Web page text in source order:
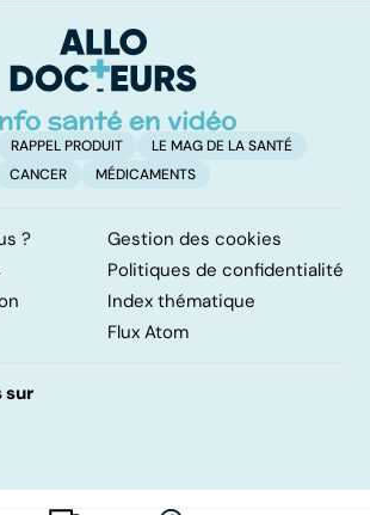
d'angine ?
RAPPEL PRODUIT
LE MAG DE LA SANTÉ
CANCER
MÉDICAMENTS
?
Gestion des cookies
Politiques de confidentialité
Index thématique
Flux Atom
sur